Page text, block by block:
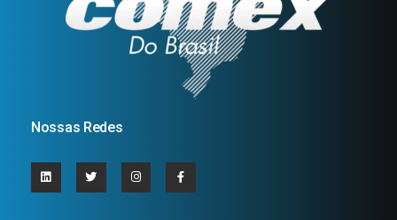
Nossas Redes